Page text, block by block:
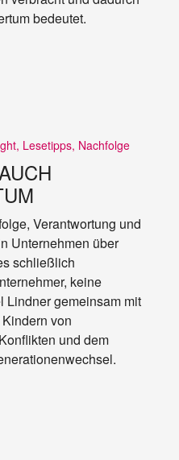
bedeutet.
, Lesetipps, Nachfolge
Verantwortung und
Unternehmen über
schließlich
keine
Lindner gemeinsam mit
von
und dem